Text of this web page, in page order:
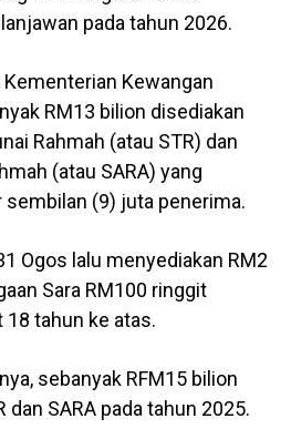
pada tahun 2026.
Kewangan
RM13 bilion disediakan
Rahmah (atau STR) dan
(atau SARA) yang
(9) juta penerima.
Ogos lalu menyediakan RM2
Sara RM100 ringgit
18 tahun ke atas.
sebanyak RFM15 bilion
dan SARA pada tahun 2025.